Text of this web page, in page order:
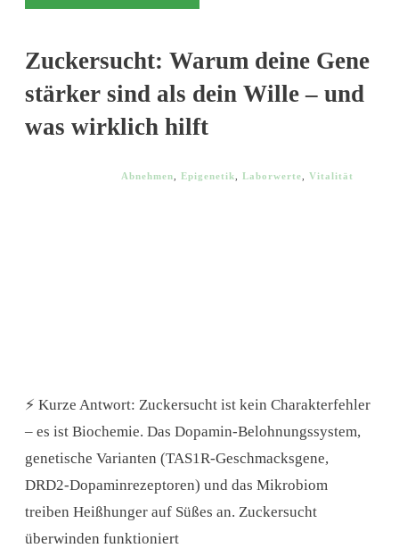
Zuckersucht: Warum deine Gene
stärker sind als dein Wille – und
was wirklich hilft
Abnehmen Epigenetik Laborwerte Vitalität
⚡ Kurze Antwort: Zuckersucht ist kein Charakterfehler
– es ist Biochemie. Das Dopamin-Belohnungssystem,
genetische Varianten (TAS1R-Geschmacksgene,
DRD2-Dopaminrezeptoren) und das Mikrobiom
treiben Heißhunger auf Süßes an. Zuckersucht
überwinden funktioniert